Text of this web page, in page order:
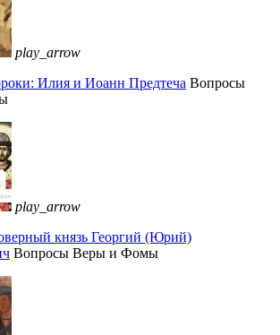
play_arrow
Илия и Иоанн Предтеча Вопросы
play_arrow
князь Георгий (Юрий)
Вопросы Веры и Фомы